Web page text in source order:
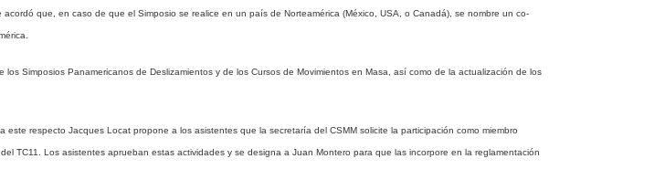
que, en caso de que el Simposio se realice en un país de Norteamérica (México, USA, o Canadá), se nombre un co-
Simposios Panamericanos de Deslizamientos y de los Cursos de Movimientos en Masa, así como de la actualización de los
respecto Jacques Locat propone a los asistentes que la secretaría del CSMM solicite la participación como miembro
TC11. Los asistentes aprueban estas actividades y se designa a Juan Montero para que las incorpore en la reglamentación